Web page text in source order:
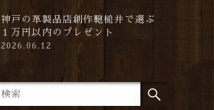
神戸の革製品店創作鞄槌井で選ぶ
１万円以内のプレゼント
2026.06.12